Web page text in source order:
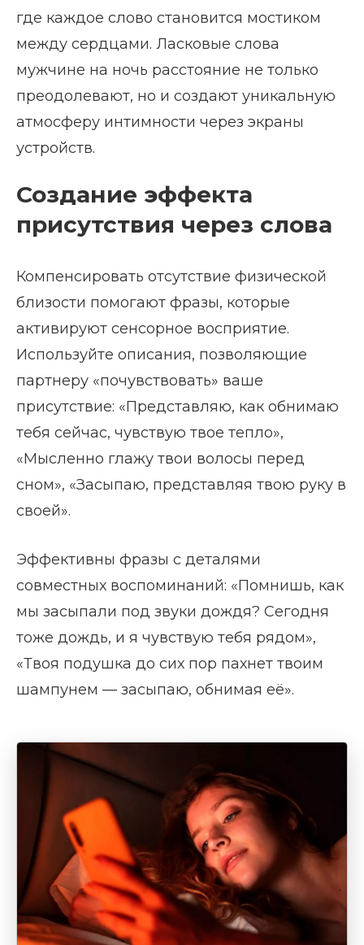
где каждое слово становится мостиком
между сердцами. Ласковые слова
мужчине на ночь расстояние не только
преодолевают, но и создают уникальную
атмосферу интимности через экраны
устройств.
Создание эффекта
присутствия через слова
Компенсировать отсутствие физической
близости помогают фразы, которые
активируют сенсорное восприятие.
Используйте описания, позволяющие
партнеру «почувствовать» ваше
присутствие: «Представляю, как обнимаю
тебя сейчас, чувствую твое тепло»,
«Мысленно глажу твои волосы перед
сном», «Засыпаю, представляя твою руку в
своей».
Эффективны фразы с деталями
совместных воспоминаний: «Помнишь, как
мы засыпали под звуки дождя? Сегодня
тоже дождь, и я чувствую тебя рядом»,
«Твоя подушка до сих пор пахнет твоим
шампунем — засыпаю, обнимая её».